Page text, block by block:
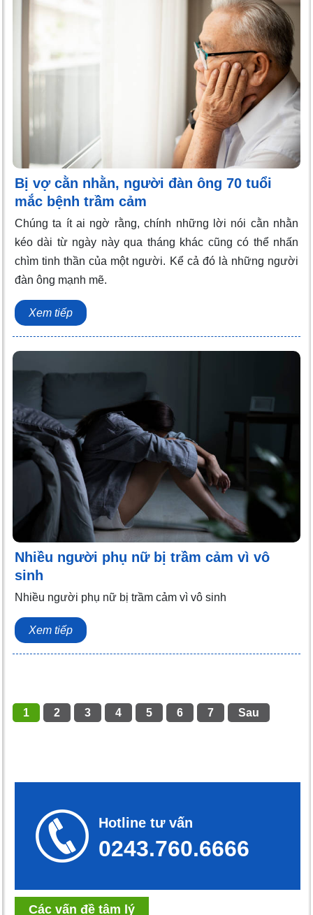
Bị vợ cằn nhằn, người đàn ông 70 tuổi
mắc bệnh trầm cảm
Chúng ta ít ai ngờ rằng, chính những lời nói cằn nhằn
kéo dài từ ngày này qua tháng khác cũng có thể nhấn
chìm tinh thần của một người. Kể cả đó là những người
đàn ông mạnh mẽ.
Xem tiếp
Nhiều người phụ nữ bị trầm cảm vì vô
sinh
Nhiều người phụ nữ bị trầm cảm vì vô sinh
Xem tiếp
1 2 3 4 5 6 7 Sau
Hotline tư vấn
0243.760.6666
Các vấn đề tâm lý